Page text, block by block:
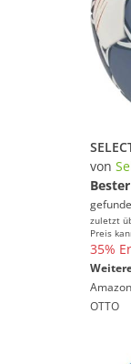
von
zuletzt
Preis
35%
Amazon
OTTO